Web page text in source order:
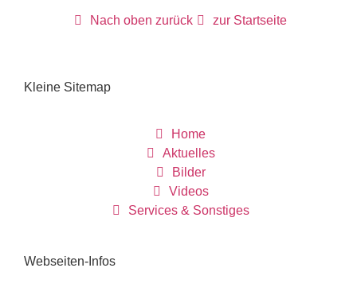
Nach oben zurück zur Startseite
Kleine Sitemap
Home
Aktuelles
Bilder
Videos
Services & Sonstiges
Webseiten-Infos